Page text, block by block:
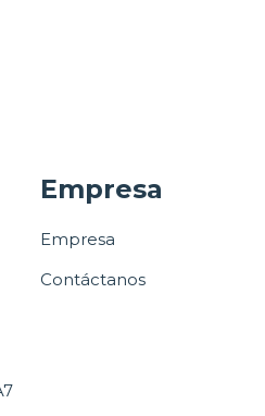
Empresa
Empresa
Contáctanos